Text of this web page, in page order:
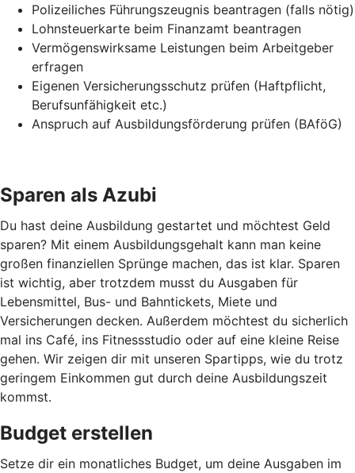
Polizeiliches Führungszeugnis beantragen (falls nötig)
Lohnsteuerkarte beim Finanzamt beantragen
Vermögenswirksame Leistungen beim Arbeitgeber
erfragen
Eigenen Versicherungsschutz prüfen (Haftpflicht,
Berufsunfähigkeit etc.)
Anspruch auf Ausbildungsförderung prüfen (BAföG)
Sparen als Azubi
Du hast deine Ausbildung gestartet und möchtest Geld
sparen? Mit einem Ausbildungsgehalt kann man keine
großen finanziellen Sprünge machen, das ist klar. Sparen
ist wichtig, aber trotzdem musst du Ausgaben für
Lebensmittel, Bus- und Bahntickets, Miete und
Versicherungen decken. Außerdem möchtest du sicherlich
mal ins Café, ins Fitnessstudio oder auf eine kleine Reise
gehen. Wir zeigen dir mit unseren Spartipps, wie du trotz
geringem Einkommen gut durch deine Ausbildungszeit
kommst.
Budget erstellen
Setze dir ein monatliches Budget, um deine Ausgaben im